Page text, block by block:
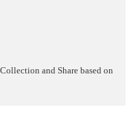
Collection and Share based on